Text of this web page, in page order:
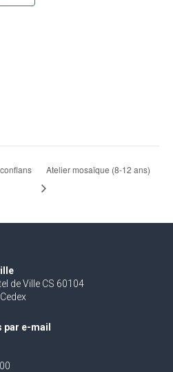
Atelier mosaïque (8-12 ans)
de Ville CS 60104
e-mail